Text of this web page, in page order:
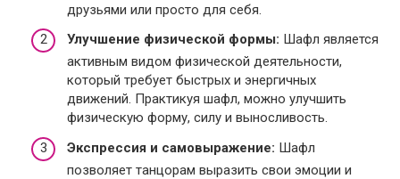
друзьями или просто для себя.
Улучшение физической формы: Шафл является
активным видом физической деятельности,
который требует быстрых и энергичных
движений. Практикуя шафл, можно улучшить
физическую форму, силу и выносливость.
Экспрессия и самовыражение: Шафл
позволяет танцорам выразить свои эмоции и